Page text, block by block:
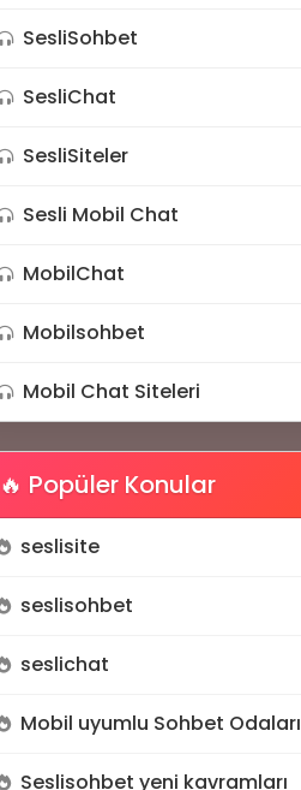
SesliSohbet
SesliChat
SesliSiteler
Sesli Mobil Chat
MobilChat
Mobilsohbet
Mobil Chat Siteleri
🔥 Popüler Konular
seslisite
seslisohbet
seslichat
Mobil uyumlu Sohbet Odaları
Seslisohbet yeni kavramları